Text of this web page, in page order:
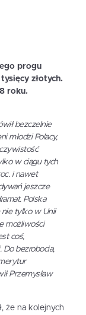
progu
złotych.
roku.
bezczelnie
młodzi Polacy,
w ciągu tych
i nawet
jeszcze
Polska
nie tylko w Unii
możliwości
coś,
Do bezrobocia,
Przemysław
że na kolejnych